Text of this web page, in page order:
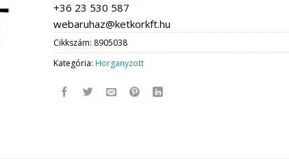
+36 23 530 587
webaruhaz@ketkorkft.hu
Cikkszám: 8905038
Kategória:Horganyzott